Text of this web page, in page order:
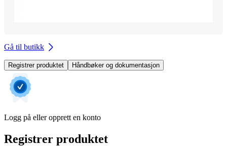
Gå til butikk
Registrer produktet Håndbøker og dokumentasjon
Logg på eller opprett en konto
Registrer produktet